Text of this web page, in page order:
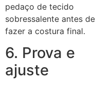
pedaço de tecido
sobressalente antes de
fazer a costura final.
6. Prova e
ajuste